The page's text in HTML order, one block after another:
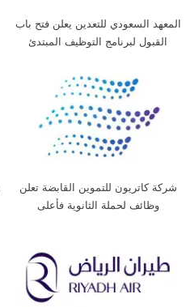
المعهد السعودي للتعدين يعلن فتح باب
القبول لبرنامج التوظيف المبتدئ
شركة كاتريون للتموين القابضة تعلن
وظائف لحملة الثانوية فأعلى